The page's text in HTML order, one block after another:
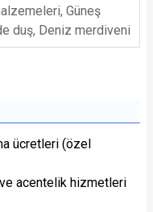
Güneş
duş, Deniz merdiveni
ücretleri (özel
acentelik hizmetleri